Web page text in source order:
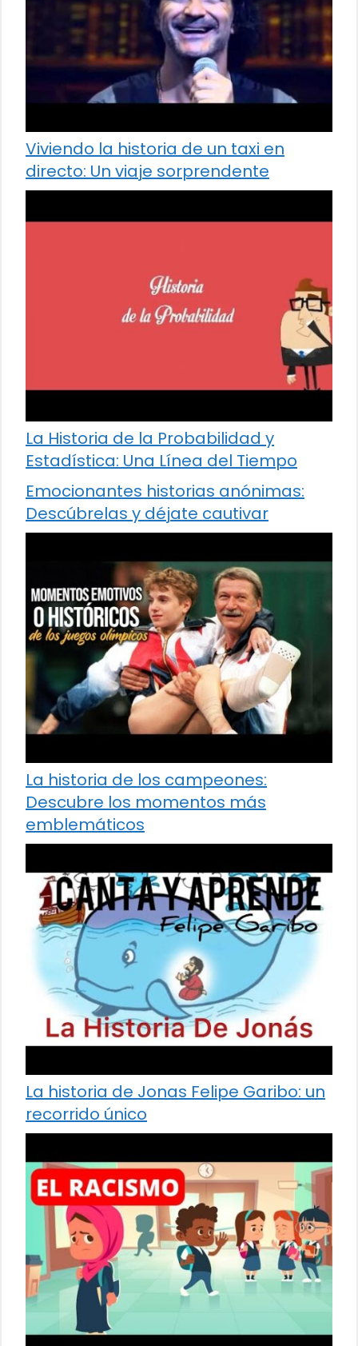
Viviendo la historia de un taxi en
directo: Un viaje sorprendente
La Historia de la Probabilidad y
Estadística: Una Línea del Tiempo
Emocionantes historias anónimas:
Descúbrelas y déjate cautivar
La historia de los campeones:
Descubre los momentos más
emblemáticos
La historia de Jonas Felipe Garibo: un
recorrido único